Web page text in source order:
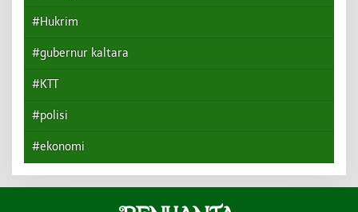
#Hukrim
#gubernur kaltara
#KTT
#polisi
#ekonomi